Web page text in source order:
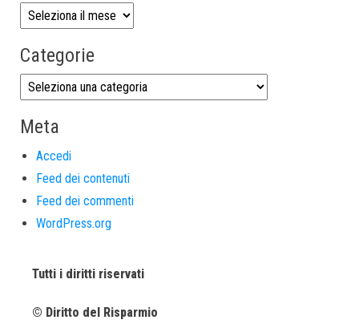
Categorie
Meta
Accedi
Feed dei contenuti
Feed dei commenti
WordPress.org
Tutti i diritti riservati
© Diritto del Risparmio